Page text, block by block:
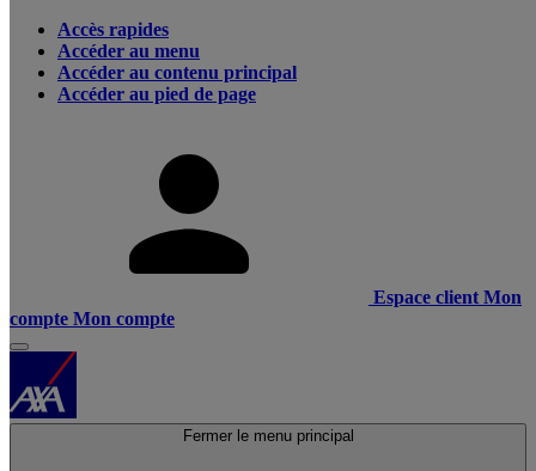
Accès rapides
Accéder au menu
Accéder au contenu principal
Accéder au pied de page
Espace client Mon
compte Mon compte
Fermer le menu principal